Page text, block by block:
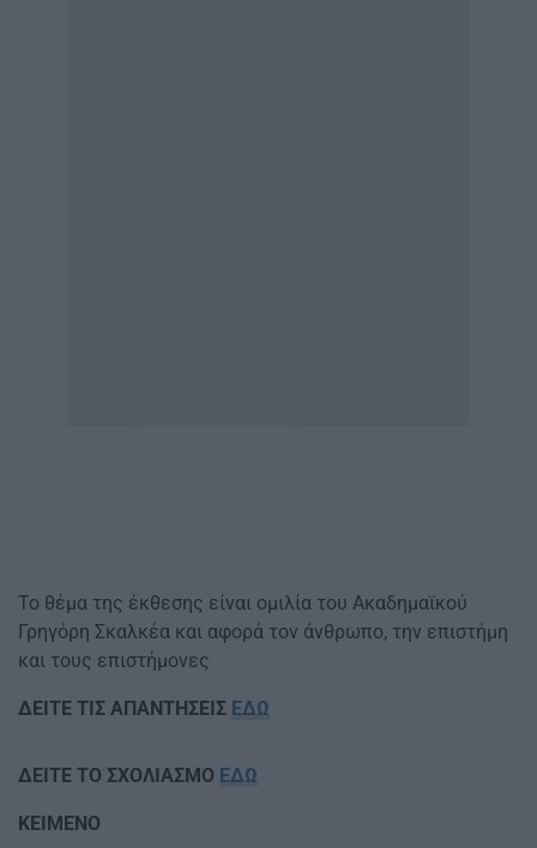
Το θέμα της έκθεσης είναι ομιλία του Ακαδημαϊκού
Γρηγόρη Σκαλκέα και αφορά τον άνθρωπο, την επιστήμη
και τους επιστήμονες
ΔΕΙΤΕ ΤΙΣ ΑΠΑΝΤΗΣΕΙΣ ΕΔΩ
ΔΕΙΤΕ ΤΟ ΣΧΟΛΙΑΣΜΟ ΕΔΩ
ΚΕΙΜΕΝΟ